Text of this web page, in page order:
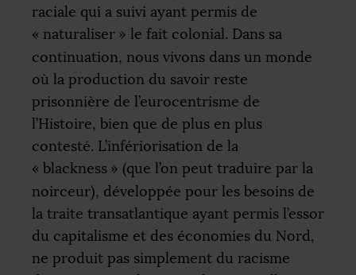
raciale qui a suivi ayant permis de
« naturaliser » le fait colonial. Dans sa
continuation, nous vivons dans un monde
où la production du savoir reste
prisonnière de l’eurocentrisme de
l’Histoire, bien que de plus en plus
contesté. L’infériorisation de la
« blackness » (que l’on peut traduire par la
noirceur), développée pour les besoins de
la traite transatlantique ayant permis l’essor
du capitalisme et des économies du Nord,
ne produit pas simplement du racisme